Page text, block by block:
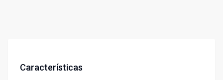
Características